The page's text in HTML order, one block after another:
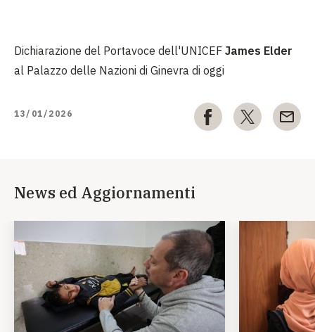
Dichiarazione del Portavoce dell'UNICEF James Elder
al Palazzo delle Nazioni di Ginevra di oggi
13/01/2026
News ed Aggiornamenti